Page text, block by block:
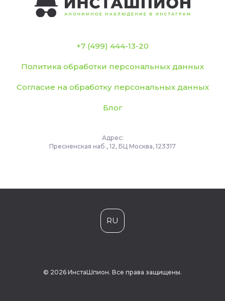
+7 (499) 444-13-20
Политика обработки персональных данных
Согласие на обработку персональных данных
Блог
Адрес:
Пресненская наб., 12, БЦ Москва, 123317
RU
© 2026 ИнстаШпион. Все права защищены.